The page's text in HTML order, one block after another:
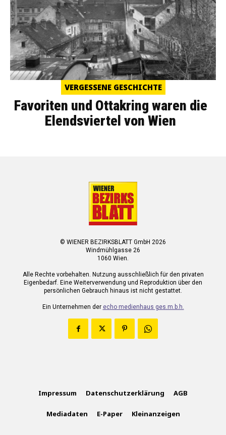
VERGESSENE GESCHICHTE
Favoriten und Ottakring waren die
Elendsviertel von Wien
© WIENER BEZIRKSBLATT GmbH 2026
Windmühlgasse 26
1060 Wien.
Alle Rechte vorbehalten. Nutzung ausschließlich für den privaten
Eigenbedarf. Eine Weiterverwendung und Reproduktion über den
persönlichen Gebrauch hinaus ist nicht gestattet.
Ein Unternehmen der echo medienhaus ges.m.b.h.
Impressum Datenschutzerklärung AGB
Mediadaten E-Paper Kleinanzeigen